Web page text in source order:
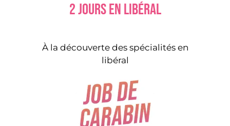
2 jours en libéral
À la découverte des spécialités en
libéral